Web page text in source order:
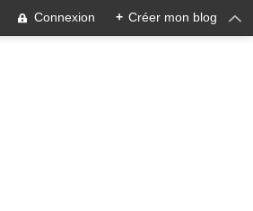
Connexion + Créer mon blog